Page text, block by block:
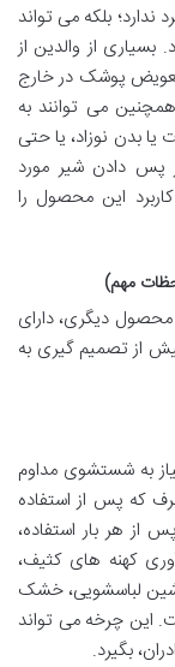
ندارد؛ بلکه می تواند
بسیاری از والدین از
تعویض پوشک در خارج
می توانند به
بدن نوزاد، یا حتی
پس دادن شیر مورد
این محصول را
مهم)
محصول دیگری، دارای
از تصمیم گیری به
به شستشوی مداوم
که پس از استفاده
از هر بار استفاده،
کهنه های کثیف،
لباسشویی، خشک
این چرخه می تواند
بگیرد.